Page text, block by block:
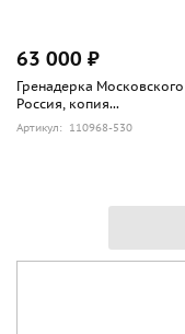
63 000 ₽
Гренадерка
Россия, копия...
Артикул: 110968-530